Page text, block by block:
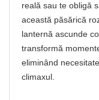
reală sau te obligă
această păsărică
lanternă ascunde
transformă
eliminând
climaxul.